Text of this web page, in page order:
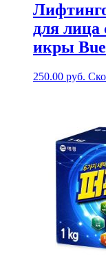
для лица
икры
250.00 руб.